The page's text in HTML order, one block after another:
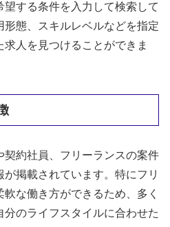
望する条件を入力して検索して
態、スキルレベルなどを指定
人を見つけることができま
契約社員、フリーランスの案件
掲載されています。特にフリ
な働き方ができるため、多く
のライフスタイルに合わせた